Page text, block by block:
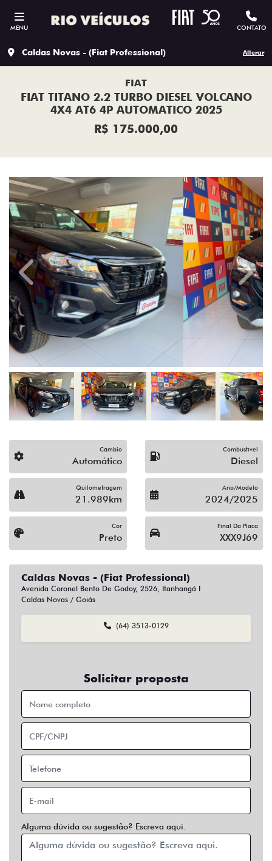
MENU CONTATO
Caldas Novas - (Fiat Professional) Alterar
FIAT
FIAT TITANO 2.2 TURBO DIESEL VOLCANO
4X4 AT6 4P AUTOMATICO 2025
R$ 175.000,00
Previous Next
Câmbio
Automático
Combustível
Diesel
Quilometragem
21.989km
Ano/Modelo
2024/2025
Cor
Preto
Final Da Placa
XXX9J69
Caldas Novas - (Fiat Professional)
Avenida Coronel Bento De Godoy, 2526, Itanhangá I
Caldas Novas / Goiás
(64) 3513-0129
Solicitar proposta
Alguma dúvida ou sugestão? Escreva aqui.